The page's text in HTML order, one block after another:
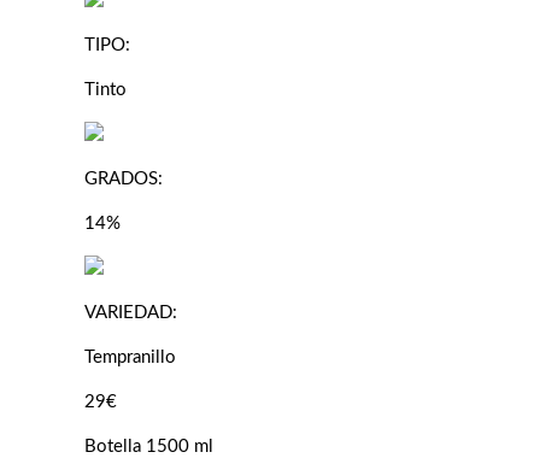
TIPO:
Tinto
GRADOS:
14%
VARIEDAD:
Tempranillo
29€
Botella 1500 ml